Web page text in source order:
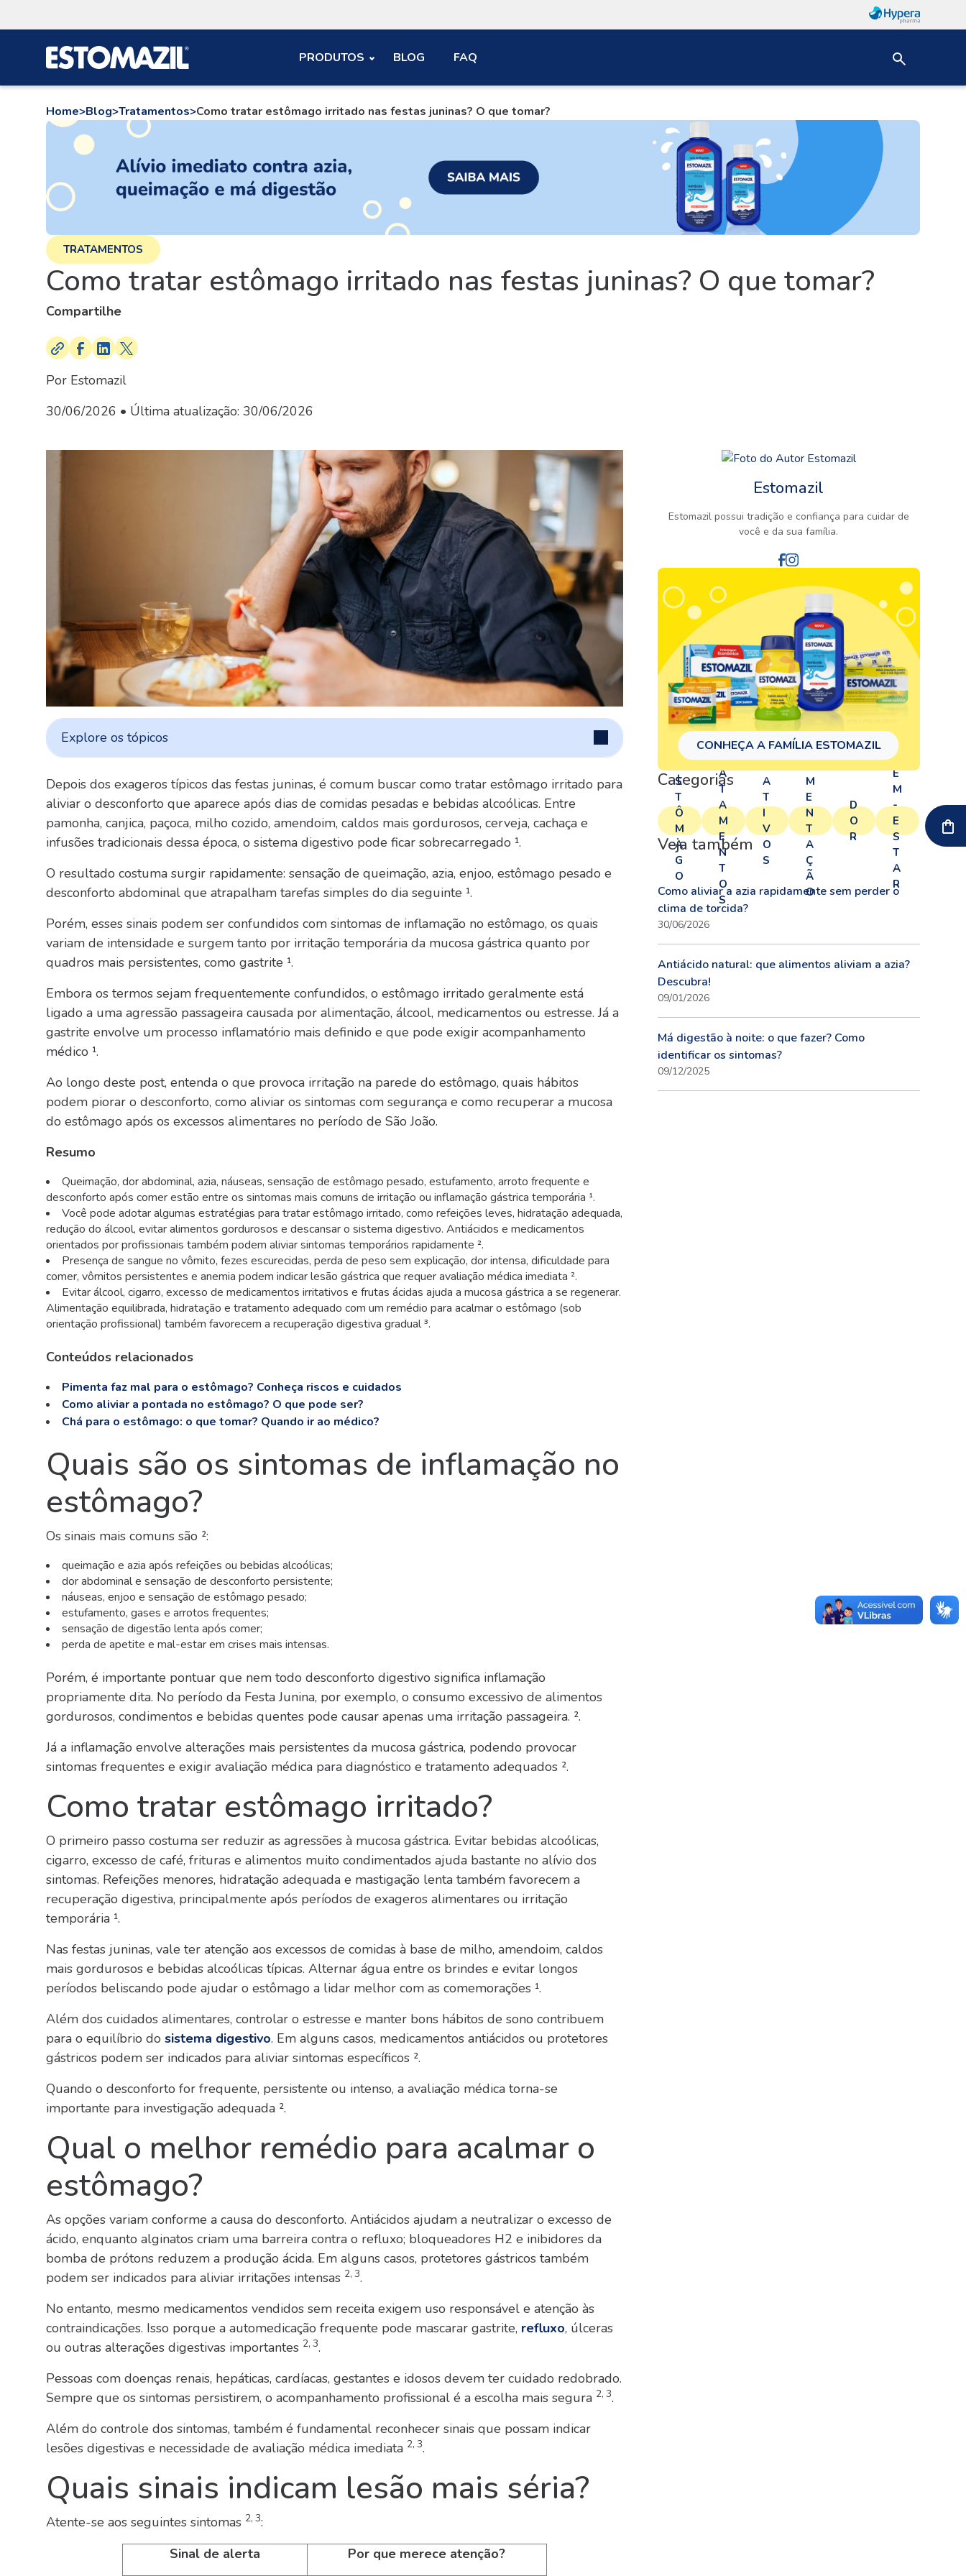
PRODUTOS BLOG FAQ
Home>Blog>Tratamentos>Como tratar estômago irritado nas festas juninas? O que tomar?
TRATAMENTOS
Como tratar estômago irritado nas festas juninas? O que tomar?
Compartilhe
Por Estomazil
30/06/2026 • Última atualização: 30/06/2026
Explore os tópicos
Depois dos exageros típicos das festas juninas, é comum buscar como tratar estômago irritado para
aliviar o desconforto que aparece após dias de comidas pesadas e bebidas alcoólicas. Entre
pamonha, canjica, paçoca, milho cozido, amendoim, caldos mais gordurosos, cerveja, cachaça e
infusões tradicionais dessa época, o sistema digestivo pode ficar sobrecarregado ¹.
O resultado costuma surgir rapidamente: sensação de queimação, azia, enjoo, estômago pesado e
desconforto abdominal que atrapalham tarefas simples do dia seguinte ¹.
Porém, esses sinais podem ser confundidos com sintomas de inflamação no estômago, os quais
variam de intensidade e surgem tanto por irritação temporária da mucosa gástrica quanto por
quadros mais persistentes, como gastrite ¹.
Embora os termos sejam frequentemente confundidos, o estômago irritado geralmente está
ligado a uma agressão passageira causada por alimentação, álcool, medicamentos ou estresse. Já a
gastrite envolve um processo inflamatório mais definido e que pode exigir acompanhamento
médico ¹.
Ao longo deste post, entenda o que provoca irritação na parede do estômago, quais hábitos
podem piorar o desconforto, como aliviar os sintomas com segurança e como recuperar a mucosa
do estômago após os excessos alimentares no período de São João.
Resumo
Queimação, dor abdominal, azia, náuseas, sensação de estômago pesado, estufamento, arroto frequente e
desconforto após comer estão entre os sintomas mais comuns de irritação ou inflamação gástrica temporária ¹.
Você pode adotar algumas estratégias para tratar estômago irritado, como refeições leves, hidratação adequada,
redução do álcool, evitar alimentos gordurosos e descansar o sistema digestivo. Antiácidos e medicamentos
orientados por profissionais também podem aliviar sintomas temporários rapidamente ².
Presença de sangue no vômito, fezes escurecidas, perda de peso sem explicação, dor intensa, dificuldade para
comer, vômitos persistentes e anemia podem indicar lesão gástrica que requer avaliação médica imediata ².
Evitar álcool, cigarro, excesso de medicamentos irritativos e frutas ácidas ajuda a mucosa gástrica a se regenerar.
Alimentação equilibrada, hidratação e tratamento adequado com um remédio para acalmar o estômago (sob
orientação profissional) também favorecem a recuperação digestiva gradual ³.
Conteúdos relacionados
Pimenta faz mal para o estômago? Conheça riscos e cuidados
Como aliviar a pontada no estômago? O que pode ser?
Chá para o estômago: o que tomar? Quando ir ao médico?
Quais são os sintomas de inflamação no
estômago?
Os sinais mais comuns são ²:
queimação e azia após refeições ou bebidas alcoólicas;
dor abdominal e sensação de desconforto persistente;
náuseas, enjoo e sensação de estômago pesado;
estufamento, gases e arrotos frequentes;
sensação de digestão lenta após comer;
perda de apetite e mal-estar em crises mais intensas.
Porém, é importante pontuar que nem todo desconforto digestivo significa inflamação
propriamente dita. No período da Festa Junina, por exemplo, o consumo excessivo de alimentos
gordurosos, condimentos e bebidas quentes pode causar apenas uma irritação passageira. ².
Já a inflamação envolve alterações mais persistentes da mucosa gástrica, podendo provocar
sintomas frequentes e exigir avaliação médica para diagnóstico e tratamento adequados ².
Como tratar estômago irritado?
O primeiro passo costuma ser reduzir as agressões à mucosa gástrica. Evitar bebidas alcoólicas,
cigarro, excesso de café, frituras e alimentos muito condimentados ajuda bastante no alívio dos
sintomas. Refeições menores, hidratação adequada e mastigação lenta também favorecem a
recuperação digestiva, principalmente após períodos de exageros alimentares ou irritação
temporária ¹.
Nas festas juninas, vale ter atenção aos excessos de comidas à base de milho, amendoim, caldos
mais gordurosos e bebidas alcoólicas típicas. Alternar água entre os brindes e evitar longos
períodos beliscando pode ajudar o estômago a lidar melhor com as comemorações ¹.
Além dos cuidados alimentares, controlar o estresse e manter bons hábitos de sono contribuem
para o equilíbrio do sistema digestivo. Em alguns casos, medicamentos antiácidos ou protetores
gástricos podem ser indicados para aliviar sintomas específicos ².
Quando o desconforto for frequente, persistente ou intenso, a avaliação médica torna-se
importante para investigação adequada ².
Qual o melhor remédio para acalmar o
estômago?
As opções variam conforme a causa do desconforto. Antiácidos ajudam a neutralizar o excesso de
ácido, enquanto alginatos criam uma barreira contra o refluxo; bloqueadores H2 e inibidores da
bomba de prótons reduzem a produção ácida. Em alguns casos, protetores gástricos também
podem ser indicados para aliviar irritações intensas 2, 3.
No entanto, mesmo medicamentos vendidos sem receita exigem uso responsável e atenção às
contraindicações. Isso porque a automedicação frequente pode mascarar gastrite, refluxo, úlceras
ou outras alterações digestivas importantes 2, 3.
Pessoas com doenças renais, hepáticas, cardíacas, gestantes e idosos devem ter cuidado redobrado.
Sempre que os sintomas persistirem, o acompanhamento profissional é a escolha mais segura 2, 3.
Além do controle dos sintomas, também é fundamental reconhecer sinais que possam indicar
lesões digestivas e necessidade de avaliação médica imediata 2, 3.
Quais sinais indicam lesão mais séria?
Atente-se aos seguintes sintomas 2, 3:
Sinal de alerta
Por que merece atenção?
Estomazil
Estomazil possui tradição e confiança para cuidar de
você e da sua família.
CONHEÇA A FAMÍLIA ESTOMAZIL
Categorias
S
T
Ô
M
A
G
O
T
R
A
T
A
M
E
N
T
O
S
A
T
I
V
O
S
A
M
E
N
T
A
Ç
Ã
O
D
O
R
B
E
M
-
E
S
T
A
R
Veja também
Como aliviar a azia rapidamente sem perder o
clima de torcida?
30/06/2026
Antiácido natural: que alimentos aliviam a azia?
Descubra!
09/01/2026
Má digestão à noite: o que fazer? Como
identificar os sintomas?
09/12/2025